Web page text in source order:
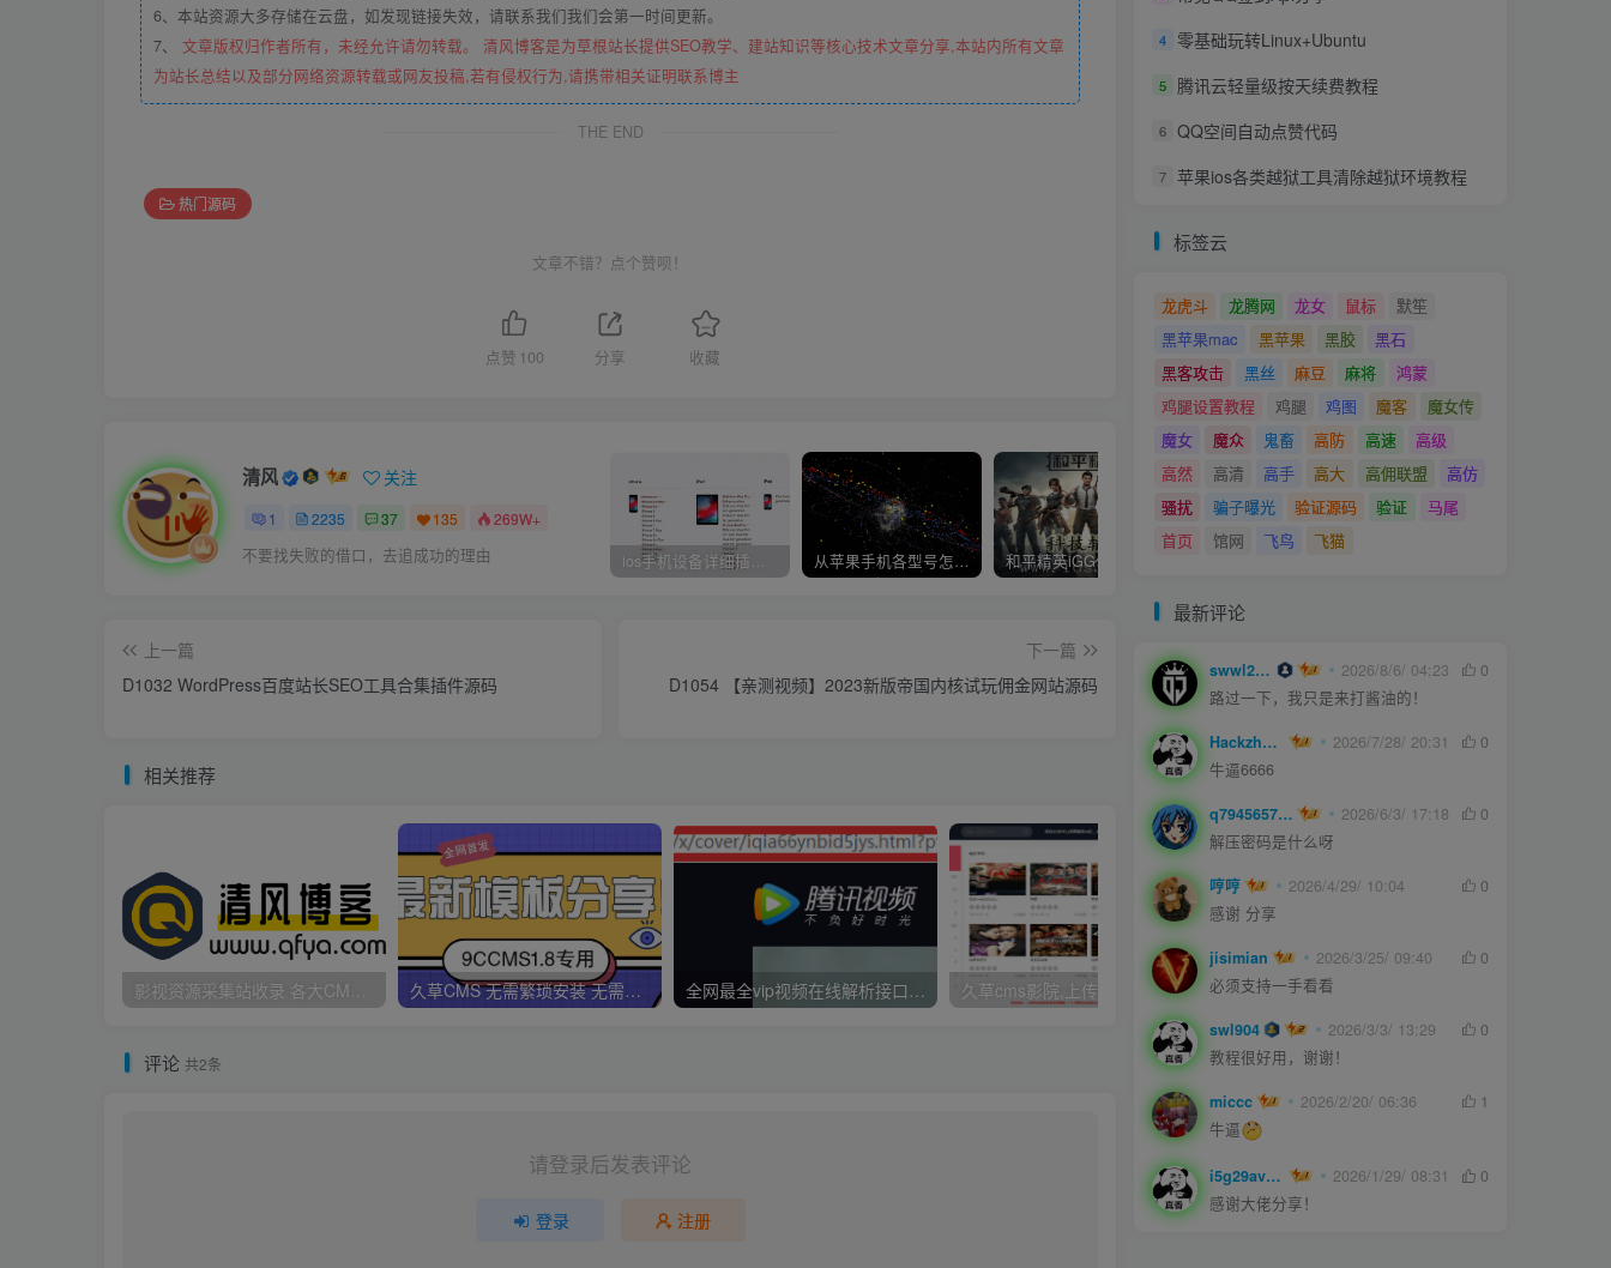
6、本站资源大多存储在云盘，如发现链接失效，请联系我们我们会第一时间更新。
7、 文章版权归作者所有，未经允许请勿转载。 清风博客是为草根站长提供SEO教学、建站知识等核心技术文章分享,本站内所有文章
为站长总结以及部分网络资源转载或网友投稿,若有侵权行为,请携带相关证明联系博主
THE END
热门源码
文章不错？点个赞呗！
点赞 100 分享 收藏
清风 关注
1 2235 37 135 269W+
不要找失败的借口，去追成功的理由 ios手机设备详细插件平刷教程 从苹果手机各型号怎么越狱到怎么开科技完整教程
上一篇
D1032 WordPress百度站长SEO工具合集插件源码
下一篇
D1054 【亲测视频】2023新版帝国内核试玩佣金网站源码
相关推荐
影视资源采集站收录 各大CMS采集资源站网址合集 久草CMS 无需繁琐安装 无需配置CK 无需手动更新 一分钟拥有30000视频资源 全网最全vip视频在线解析接口收藏分享 久草cms影院,上传即用的x站影视系统 joe模板撰写新文章短代码
评论 共2条
请登录后发表评论
登录 注册
4 零基础玩转Linux+Ubuntu
5 腾讯云轻量级按天续费教程
6 QQ空间自动点赞代码
7 苹果ios各类越狱工具清除越狱环境教程
标签云
龙虎斗 龙腾网 龙女 鼠标
默笙
黑苹果mac
黑苹果 黑胶
黑石
黑客攻击
黑丝 麻豆 麻将
鸿蒙
鸡腿设置教程
鸡腿 鸡图 魔客
魔女传
魔女
魔众 鬼畜 高防 高速
高级
高然
高清 高手 高大 高佣联盟
高仿
骚扰
骗子曝光 验证源码 验证
马尾
首页
馆网 飞鸟 飞猫
最新评论
swwl2457 2026/8/6/ 04:23
0
路过一下，我只是来打酱油的！
Hackzheng 2026/7/28/ 20:31
0
牛逼6666
q794565750 2026/6/3/ 17:18
0
解压密码是什么呀
哼哼 2026/4/29/ 10:04
0
感谢 分享
jisimian 2026/3/25/ 09:40
0
必须支持一手看看
swl904 2026/3/3/ 13:29
0
教程很好用，谢谢！
miccc 2026/2/20/ 06:36
1
牛逼
i5g29ave0m 2026/1/29/ 08:31
0
感谢大佬分享！